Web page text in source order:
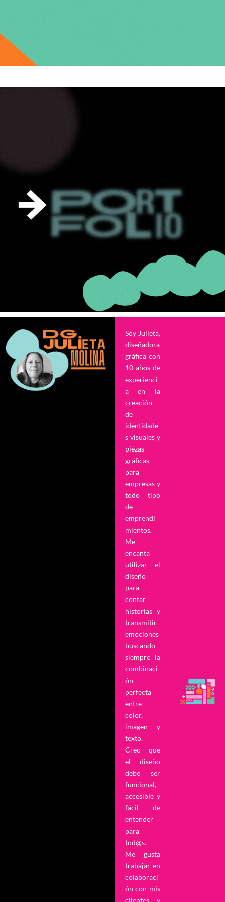
Soy Julieta,
diseñadora
gráfica con
10 años de
experienci
a en la
creación
de
identidade
s visuales y
piezas
gráficas
para
empresas y
todo tipo
de
emprendi
mientos.
Me
encanta
utilizar el
diseño
para
contar
historias y
transmitir
emociones
buscando
siempre la
combinaci
ón
perfecta
entre
color,
imagen y
texto.
Creo que
el diseño
debe ser
funcional,
accesible y
fácil de
entender
para
tod@s.
Me gusta
trabajar en
colaboraci
ón con mis
clientes y